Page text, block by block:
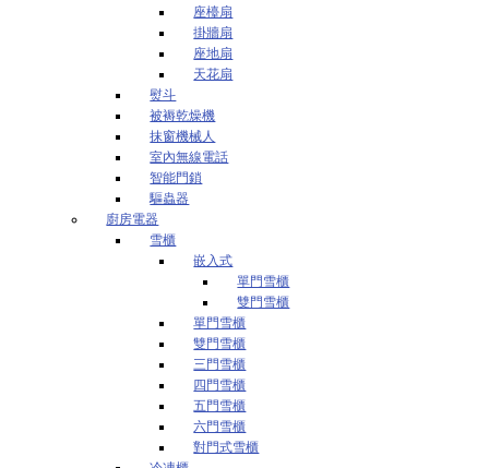
座檯扇
掛牆扇
座地扇
天花扇
熨斗
被褥乾燥機
抹窗機械人
室內無線電話
智能門鎖
驅蟲器
廚房電器
雪櫃
嵌入式
單門雪櫃
雙門雪櫃
單門雪櫃
雙門雪櫃
三門雪櫃
四門雪櫃
五門雪櫃
六門雪櫃
對門式雪櫃